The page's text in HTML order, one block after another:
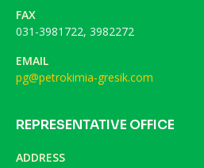
FAX
031-3981722, 3982272
EMAIL
pg@petrokimia-gresik.com
REPRESENTATIVE OFFICE
ADDRESS